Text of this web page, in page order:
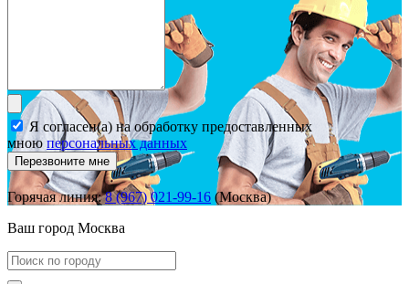
Я согласен(а) на обработку предоставленных
мною персональных данных
Перезвоните мне
Горячая линия:8 (967) 021-99-16 (Москва)
Ваш город Москва